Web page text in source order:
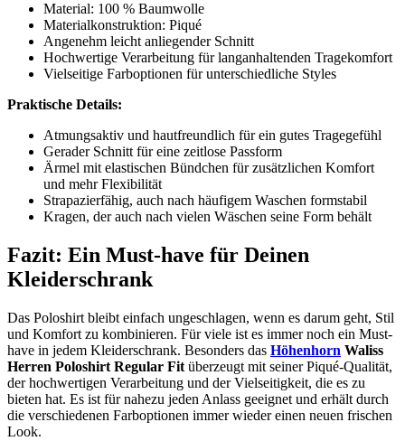
Material: 100 % Baumwolle
Materialkonstruktion: Piqué
Angenehm leicht anliegender Schnitt
Hochwertige Verarbeitung für langanhaltenden Tragekomfort
Vielseitige Farboptionen für unterschiedliche Styles
Praktische Details:
Atmungsaktiv und hautfreundlich für ein gutes Tragegefühl
Gerader Schnitt für eine zeitlose Passform
Ärmel mit elastischen Bündchen für zusätzlichen Komfort
und mehr Flexibilität
Strapazierfähig, auch nach häufigem Waschen formstabil
Kragen, der auch nach vielen Wäschen seine Form behält
Fazit: Ein Must-have für Deinen
Kleiderschrank
Das Poloshirt bleibt einfach ungeschlagen, wenn es darum geht, Stil
und Komfort zu kombinieren. Für viele ist es immer noch ein Must-
have in jedem Kleiderschrank. Besonders das Höhenhorn Waliss
Herren Poloshirt Regular Fit überzeugt mit seiner Piqué-Qualität,
der hochwertigen Verarbeitung und der Vielseitigkeit, die es zu
bieten hat. Es ist für nahezu jeden Anlass geeignet und erhält durch
die verschiedenen Farboptionen immer wieder einen neuen frischen
Look.